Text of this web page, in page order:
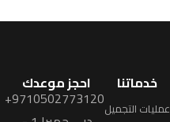
خدماتنا
عمليات التجميل
احجز موعدك
9710502773120+